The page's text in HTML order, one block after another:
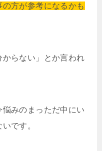
方が参考になるかも
らない」とか言われ
みのまっただ中にい
です。